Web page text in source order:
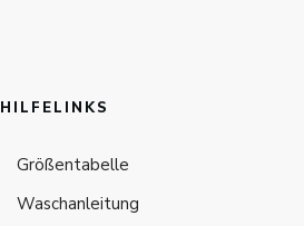
HILFELINKS
Größentabelle
Waschanleitung